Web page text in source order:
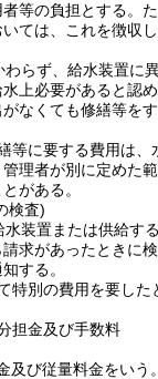
等の負担とする。
ては、これを徴収
わらず、給水装置に
上必要があると認
なくても修繕等を
等に要する費用は、
理者が別に定めた範
がある。
検査)
水装置または供給す
求があったときに
する。
特別の費用を要した
担金及び手数料
及び従量料金をいう